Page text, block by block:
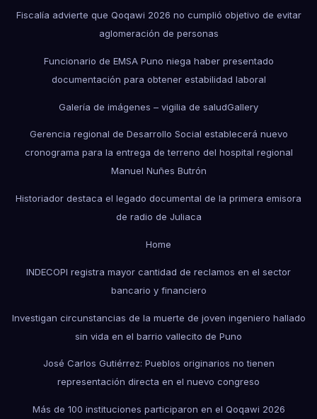
Fiscalía advierte que Qoqawi 2026 no cumplió objetivo de evitar
aglomeración de personas
Funcionario de EMSA Puno niega haber presentado
documentación para obtener estabilidad laboral
Galería de imágenes – vigilia de saludGallery
Gerencia regional de Desarrollo Social establecerá nuevo
cronograma para la entrega de terreno del hospital regional
Manuel Nuñes Butrón
Historiador destaca el legado documental de la primera emisora
de radio de Juliaca
Home
INDECOPI registra mayor cantidad de reclamos en el sector
bancario y financiero
Investigan circunstancias de la muerte de joven ingeniero hallado
sin vida en el barrio vallecito de Puno
José Carlos Gutiérrez: Pueblos originarios no tienen
representación directa en el nuevo congreso
Más de 100 instituciones participaron en el Qoqawi 2026